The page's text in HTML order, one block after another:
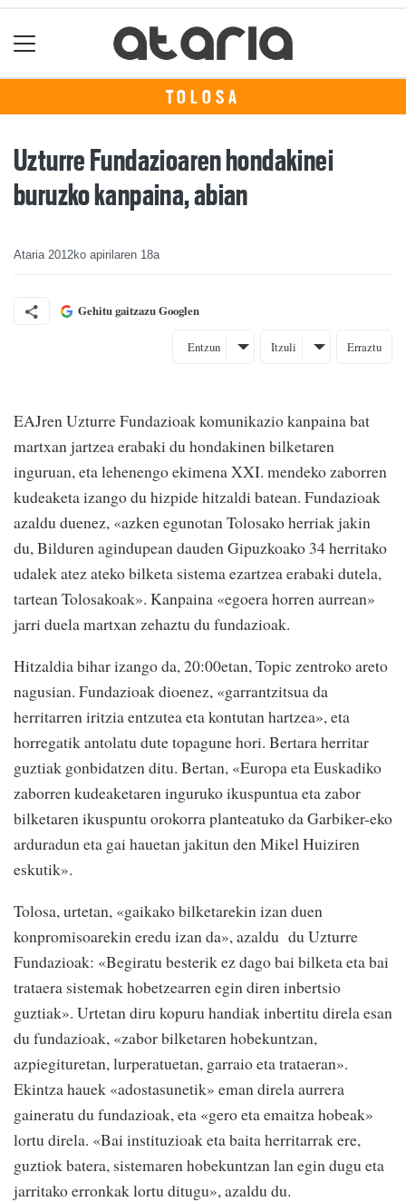
TOLOSA
Uzturre Fundazioaren hondakinei
buruzko kanpaina, abian
Ataria 2012ko apirilaren 18a
Gehitu gaitzazu Googlen
Entzun Itzuli Erraztu
EAJren Uzturre Fundazioak komunikazio kanpaina bat
martxan jartzea erabaki du hondakinen bilketaren
inguruan, eta lehenengo ekimena XXI. mendeko zaborren
kudeaketa izango du hizpide hitzaldi batean. Fundazioak
azaldu duenez, «azken egunotan Tolosako herriak jakin
du, Bilduren agindupean dauden Gipuzkoako 34 herritako
udalek atez ateko bilketa sistema ezartzea erabaki dutela,
tartean Tolosakoak». Kanpaina «egoera horren aurrean»
jarri duela martxan zehaztu du fundazioak.
Hitzaldia bihar izango da, 20:00etan, Topic zentroko areto
nagusian. Fundazioak dioenez, «garrantzitsua da
herritarren iritzia entzutea eta kontutan hartzea», eta
horregatik antolatu dute topagune hori. Bertara herritar
guztiak gonbidatzen ditu. Bertan, «Europa eta Euskadiko
zaborren kudeaketaren inguruko ikuspuntua eta zabor
bilketaren ikuspuntu orokorra planteatuko da Garbiker-eko
arduradun eta gai hauetan jakitun den Mikel Huiziren
eskutik».
Tolosa, urtetan, «gaikako bilketarekin izan duen
konpromisoarekin eredu izan da», azaldu du Uzturre
Fundazioak: «Begiratu besterik ez dago bai bilketa eta bai
trataera sistemak hobetzearren egin diren inbertsio
guztiak». Urtetan diru kopuru handiak inbertitu direla esan
du fundazioak, «zabor bilketaren hobekuntzan,
azpiegituretan, lurperatuetan, garraio eta trataeran».
Ekintza hauek «adostasunetik» eman direla aurrera
gaineratu du fundazioak, eta «gero eta emaitza hobeak»
lortu direla. «Bai instituzioak eta baita herritarrak ere,
guztiok batera, sistemaren hobekuntzan lan egin dugu eta
jarritako erronkak lortu ditugu», azaldu du.